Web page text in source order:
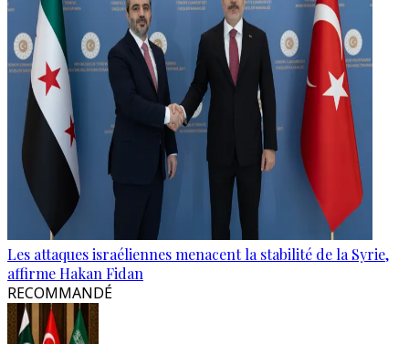
Les attaques israéliennes menacent la stabilité de la Syrie,
affirme Hakan Fidan
RECOMMANDÉ